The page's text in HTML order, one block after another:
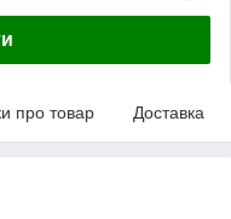
про товар Доставка